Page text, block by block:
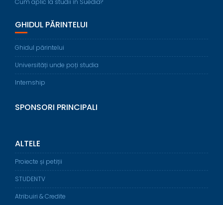
Cum aplic la studii în Suedia?
GHIDUL PĂRINTELUI
Ghidul părintelui
Universități unde poți studia
Internship
SPONSORI PRINCIPALI
ALTELE
Proiecte și petiții
STUDENTV
Atribuiri & Credite